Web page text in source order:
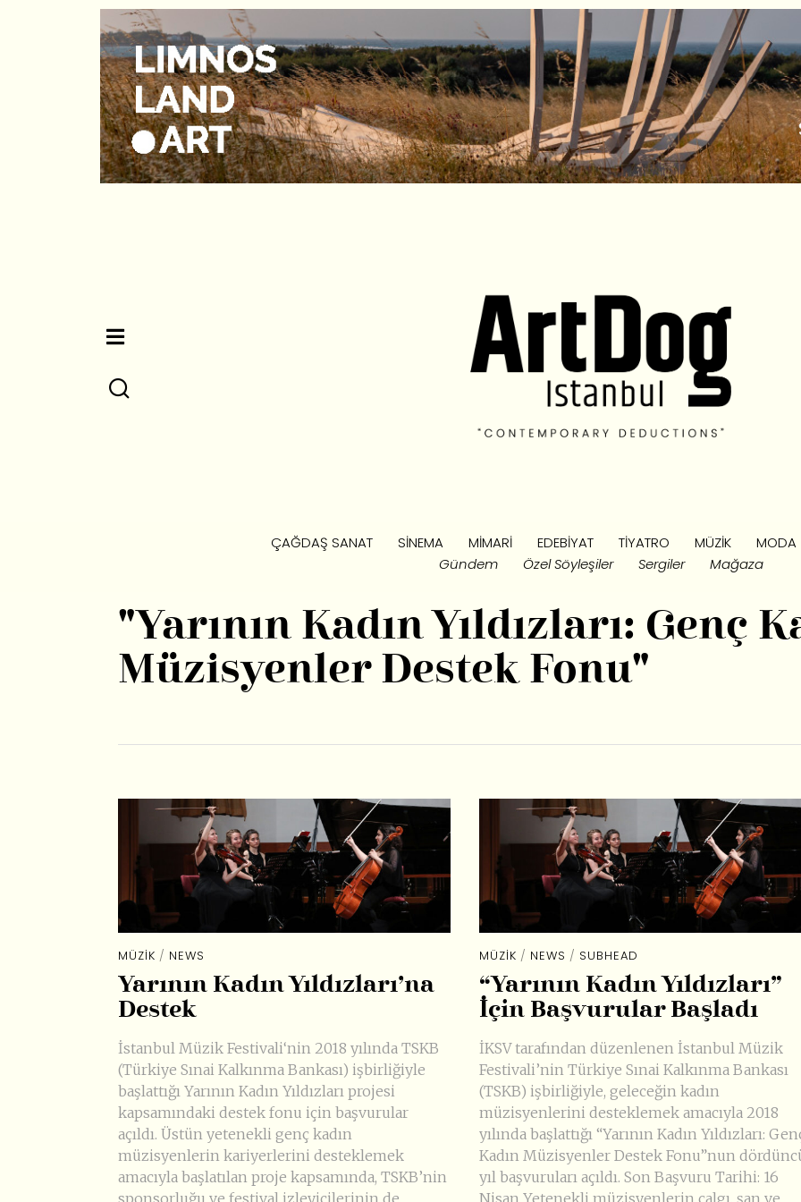
ÇAĞDAŞ SANAT SINEMA MIMARI EDEBIYAT TIYATRO MÜZIK
MODA
Gündem
Özel Söyleşiler Sergiler Mağaza
"Yarının Kadın Yıldızları: Genç
Müzisyenler Destek Fonu"
MÜZIK / NEWS
Yarının Kadın Yıldızları’na
Destek
İstanbul Müzik Festivali‘nin 2018 yılında TSKB
(Türkiye Sınai Kalkınma Bankası) işbirliğiyle
başlattığı Yarının Kadın Yıldızları projesi
kapsamındaki destek fonu için başvurular
açıldı. Üstün yetenekli genç kadın
müzisyenlerin kariyerlerini desteklemek
amacıyla başlatılan proje kapsamında, TSKB’nin
MÜZIK / NEWS / SUBHEAD
“Yarının Kadın Yıldızları”
İçin Başvurular Başladı
İKSV tarafından düzenlenen İstanbul Müzik
Festivali’nin Türkiye Sınai Kalkınma Bankası
(TSKB) işbirliğiyle, geleceğin kadın
müzisyenlerini desteklemek amacıyla 2018
yılında başlattığı “Yarının Kadın Yıldızları:
Kadın Müzisyenler Destek Fonu”nun
yıl başvuruları açıldı. Son Başvuru Tarihi: 16